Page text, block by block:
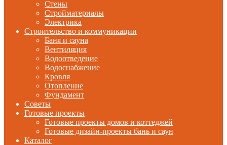
Стены
Стройматериалы
Электрика
Строительство и коммуникации
Баня и сауна
Вентиляция
Водоотведение
Водоснабжение
Кровля
Отопление
Фундамент
Советы
Готовые проекты
Готовые проекты домов и коттеджей
Готовые дизайн-проекты бань и саун
Каталог